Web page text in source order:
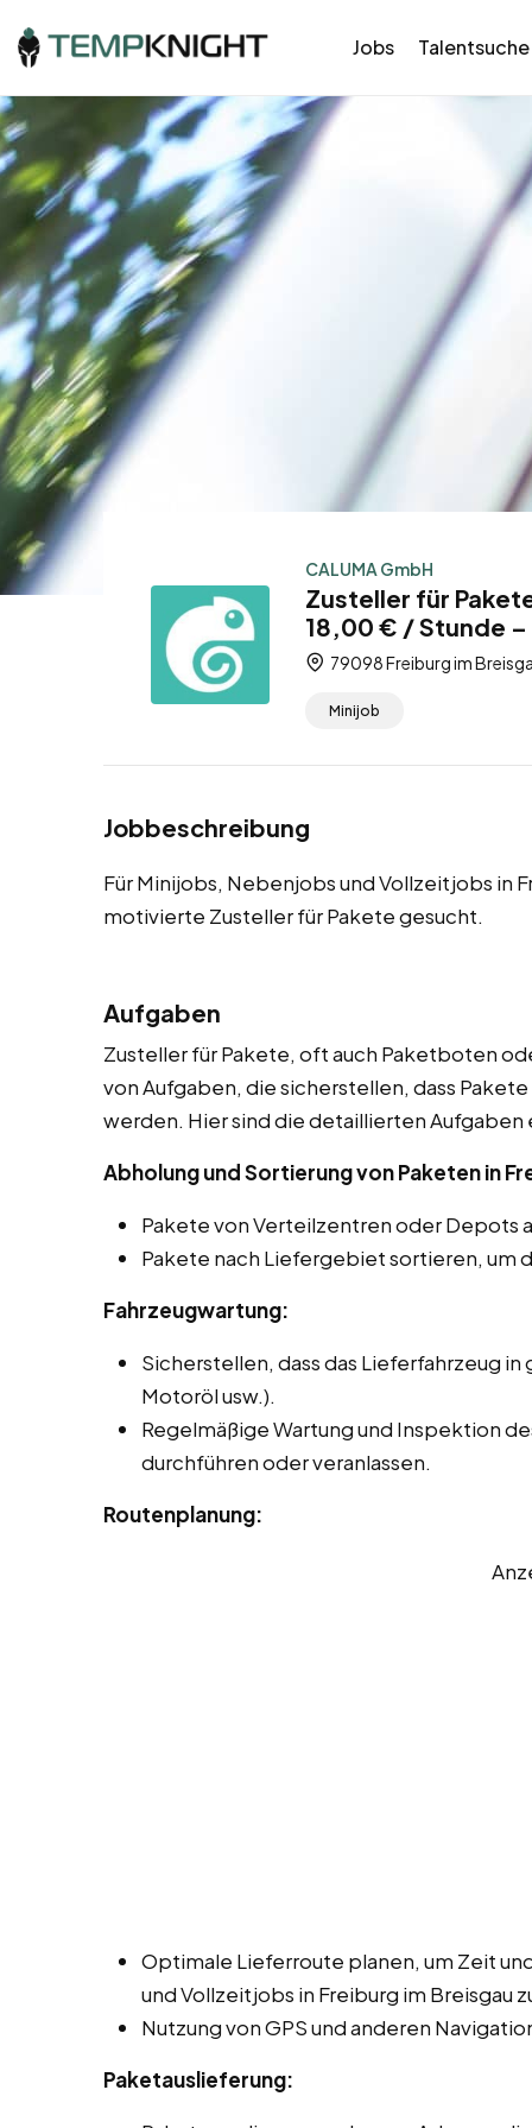
Jobs Talentsuche
CALUMA GmbH
Zusteller für
18,00 € / Stunde
79098 Freiburg im
Minijob
Jobbeschreibung
Für Minijobs, Nebenjobs und Vollzeitjobs in
motivierte Zusteller für Pakete gesucht.
Aufgaben
Zusteller für Pakete, oft auch Paketboten
von Aufgaben, die sicherstellen, dass
werden. Hier sind die detaillierten Aufgaben
Abholung und Sortierung von Paketen in
Pakete von Verteilzentren oder Depots
Pakete nach Liefergebiet sortieren, um
Fahrzeugwartung:
Sicherstellen, dass das Lieferfahrzeug
Motoröl usw.).
Regelmäßige Wartung und Inspektion
durchführen oder veranlassen.
Routenplanung:
Optimale Lieferroute planen, um Zeit
und Vollzeitjobs in Freiburg im Breisgau
Nutzung von GPS und anderen
Paketauslieferung: